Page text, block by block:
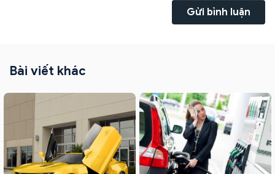
Gửi bình luận
Bài viết khác